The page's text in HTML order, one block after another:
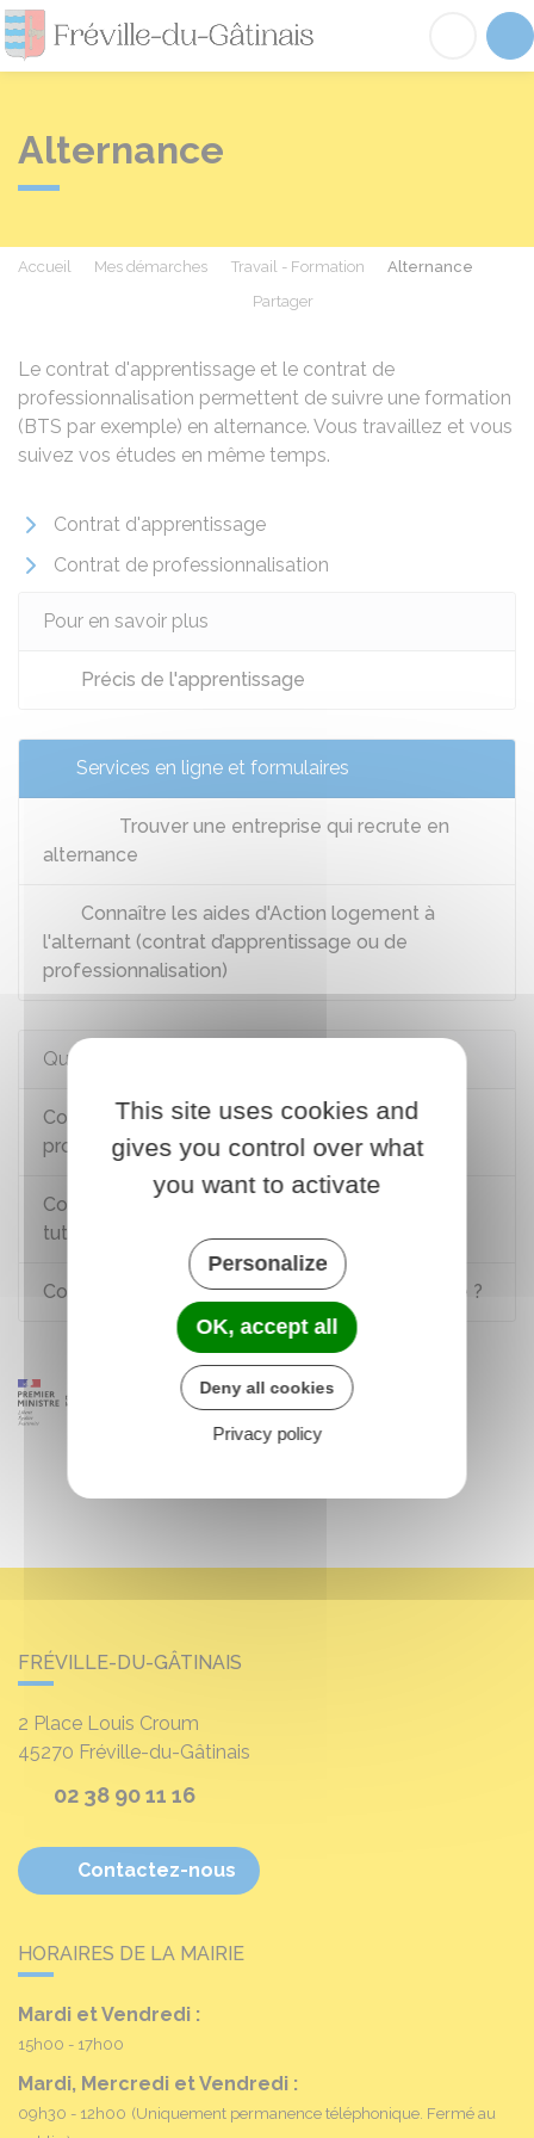
Fréville-du-
Alternance
Accueil Mes démarches Travail - Formation
Alternance
Partager
Le contrat d'apprentissage et le contrat de
professionnalisation permettent de suivre une formation
(BTS par exemple) en alternance. Vous travaillez et vous
suivez vos études en même temps.
Contrat d'apprentissage
Contrat de professionnalisation
Pour en savoir plus
Précis de l'apprentissage
Services en ligne et formulaires
Trouver une entreprise qui recrute en
alternance
Connaître les aides d'Action logement à
l'alternant (contrat d’apprentissage ou de
professionnalisation)
Questions ? Réponses !
Contrat d'apprentissage ou de
professionnalisation : quelles différences ?
Contrat de professionnalisation : qui peut être
tuteur ?
Comment saisir le médiateur de l'apprentissage ?
FRÉVILLE-DU-GÂTINAIS
2 Place Louis Croum
45270 Fréville-du-Gâtinais
02 38 90 11 16
Contactez-nous
HORAIRES DE LA MAIRIE
Mardi et Vendredi :
15h00 - 17h00
Mardi, Mercredi et Vendredi :
09h30 - 12h00 (Uniquement permanence téléphonique. Fermé au
This site uses cookies and
gives you control over what
you want to activate
Personalize
OK, accept all
Deny all cookies
Privacy policy